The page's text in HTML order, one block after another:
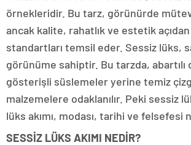
örnekleridir. Bu tarz, görünürde
ancak kalite, rahatlık ve estetik
standartları temsil eder. Sessiz lüks,
görünüme sahiptir. Bu tarzda, abartılı
gösterişli süslemeler yerine temiz
malzemelere odaklanılır. Peki sessiz
lüks akımı, modası, tarihi ve felsefesi
SESSİZ LÜKS AKIMI NEDİR?